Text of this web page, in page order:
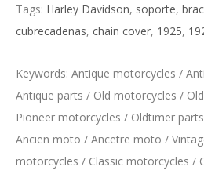
Tags: Harley Davidson, soporte,
cubrecadenas, chain cover, 1925,
Keywords: Antique motorcycles /
Antique parts / Old motorcycles /
Pioneer motorcycles / Oldtimer
Ancien moto / Ancetre moto /
motorcycles / Classic motorcycles /